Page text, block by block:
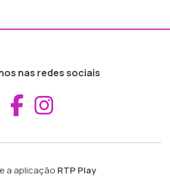
nas redes sociais
Aceder ao
a aplicação RTP Play